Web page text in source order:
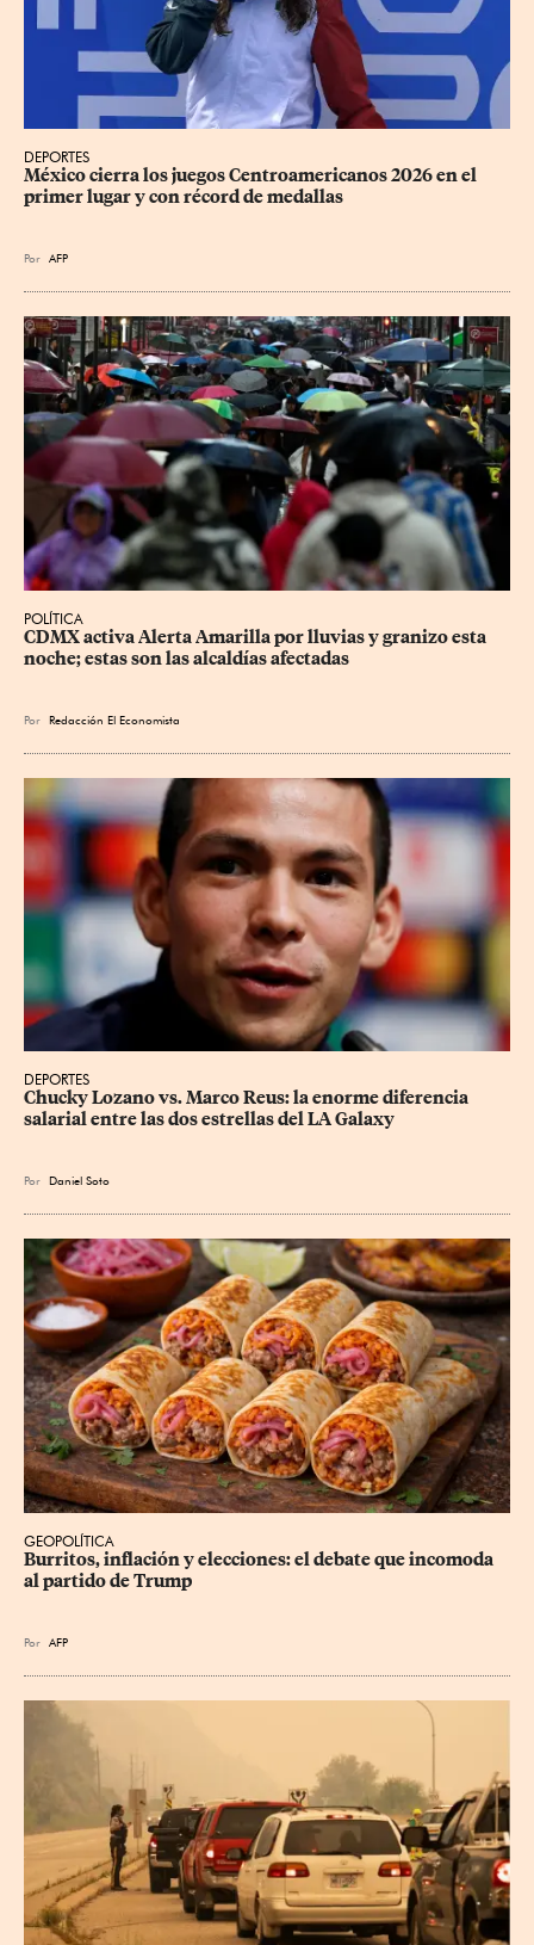
DEPORTES
México cierra los juegos Centroamericanos 2026 en el
primer lugar y con récord de medallas
Por AFP
POLÍTICA
CDMX activa Alerta Amarilla por lluvias y granizo esta
noche; estas son las alcaldías afectadas
Por Redacción El Economista
DEPORTES
Chucky Lozano vs. Marco Reus: la enorme diferencia
salarial entre las dos estrellas del LA Galaxy
Por Daniel Soto
GEOPOLÍTICA
Burritos, inflación y elecciones: el debate que incomoda
al partido de Trump
Por AFP